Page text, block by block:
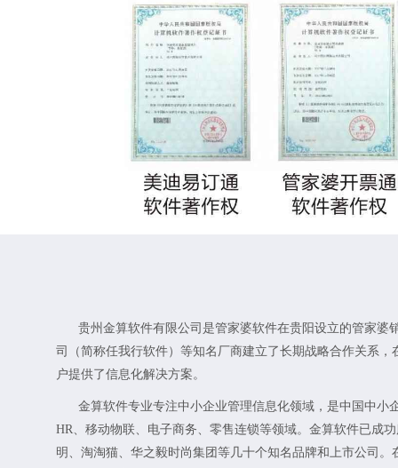
贵州金算软件有限公司是管家婆软件在贵阳设立的管家
司（简称任我行软件）等知名厂商建立了长期战略合作关系
户提供了信息化解决方案。
金算软件专业专注中小企业管理信息化领域，是中国中小
HR、移动物联、电子商务、零售连锁等领域。金算软件已成
明、淘淘猫、华之毅时尚集团等几十个知名品牌和上市公司